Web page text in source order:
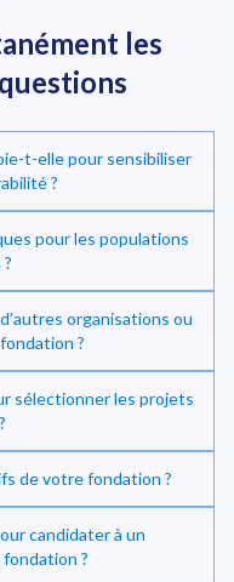
les
t-elle pour sensibiliser
?
pour les populations
organisations ou
?
sélectionner les projets
de votre fondation ?
candidater à un
?